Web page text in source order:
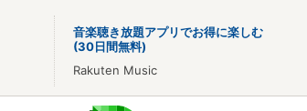
音楽聴き放題アプリでお得に楽しむ
(30日間無料)
Rakuten Music